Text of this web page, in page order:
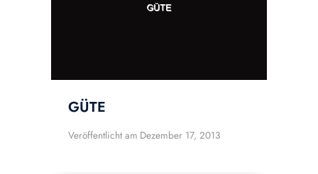
GÜTE
Veröffentlicht am Dezember 17, 2013